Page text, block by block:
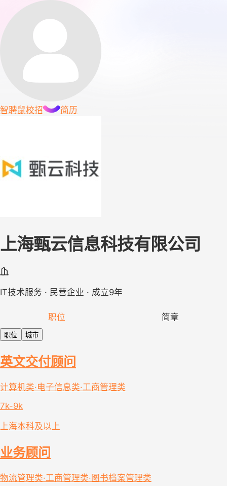
智聘鼠校招 简历
上海甄云信息科技有限公司
IT技术服务 · 民营企业 · 成立9年
职位 简章
职位 城市
英文交付顾问
计算机类·电子信息类·工商管理类
7k-9k
上海本科及以上
业务顾问
物流管理类·工商管理类·图书档案管理类